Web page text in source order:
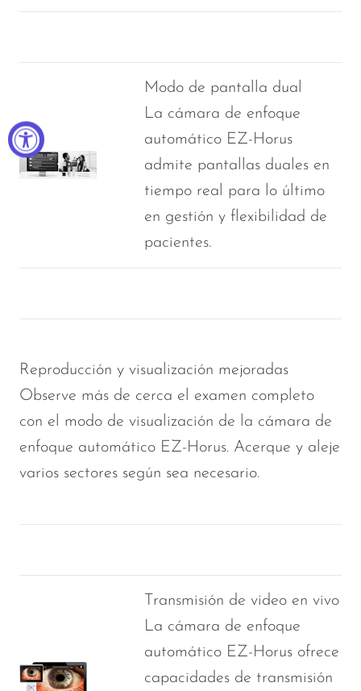
Modo de pantalla dual
La cámara de enfoque
automático EZ-Horus
admite pantallas duales en
tiempo real para lo último
en gestión y flexibilidad de
pacientes.
Reproducción y visualización mejoradas
Observe más de cerca el examen completo
con el modo de visualización de la cámara de
enfoque automático EZ-Horus. Acerque y aleje
varios sectores según sea necesario.
Transmisión de video en vivo
La cámara de enfoque
automático EZ-Horus ofrece
capacidades de transmisión